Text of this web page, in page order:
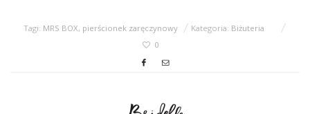
Tagi: MRS BOX, pierścionek zaręczynowy Kategoria: Biżuteria
0